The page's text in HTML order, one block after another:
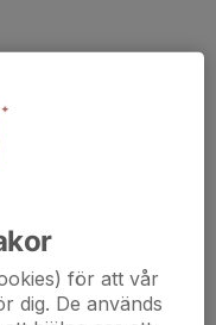
för att vår
dig. De används